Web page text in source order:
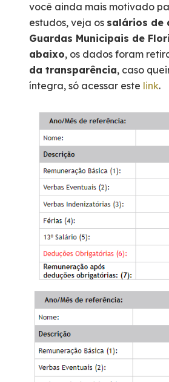
TOTAL
você ainda mais motivado
estudos, veja os salários de
Guardas Municipais de
abaixo, os dados foram
da transparência, caso
íntegra, só acessar este link.